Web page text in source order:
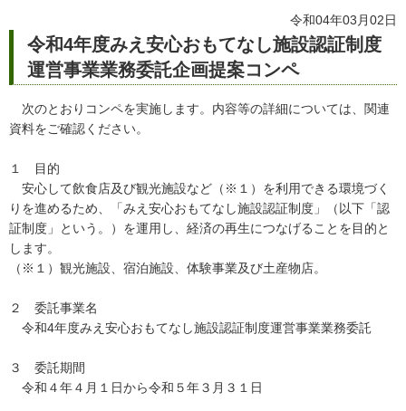
令和04年03月02日
令和4年度みえ安心おもてなし施設認証制度
運営事業業務委託企画提案コンペ
次のとおりコンペを実施します。内容等の詳細については、関連
資料をご確認ください。
１ 目的
安心して飲食店及び観光施設など（※１）を利用できる環境づく
りを進めるため、「みえ安心おもてなし施設認証制度」（以下「認
証制度」という。）を運用し、経済の再生につなげることを目的と
します。
（※１）観光施設、宿泊施設、体験事業及び土産物店。
２ 委託事業名
令和4年度みえ安心おもてなし施設認証制度運営事業業務委託
３ 委託期間
令和４年４月１日から令和５年３月３１日